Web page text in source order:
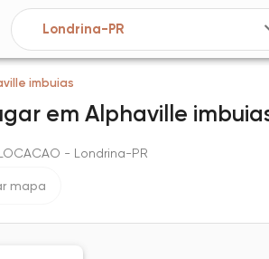
imbuias
em Alphaville
- Londrina-PR
mapa